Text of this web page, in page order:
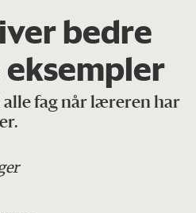
bedre
eksempler
alle fag når læreren har